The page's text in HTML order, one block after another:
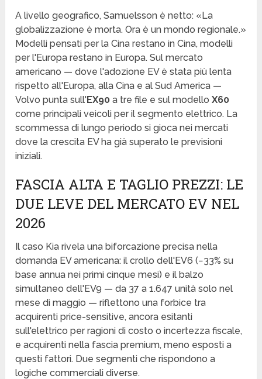
A livello geografico, Samuelsson è netto: «La
globalizzazione è morta. Ora è un mondo regionale.»
Modelli pensati per la Cina restano in Cina, modelli
per l'Europa restano in Europa. Sul mercato
americano — dove l'adozione EV è stata più lenta
rispetto all'Europa, alla Cina e al Sud America —
Volvo punta sull'EX90 a tre file e sul modelloX60
come principali veicoli per il segmento elettrico. La
scommessa di lungo periodo si gioca nei mercati
dove la crescita EV ha già superato le previsioni
iniziali.
FASCIA ALTA E TAGLIO PREZZI: LE
DUE LEVE DEL MERCATO EV NEL
2026
Il caso Kia rivela una biforcazione precisa nella
domanda EV americana: il crollo dell'EV6 (−33% su
base annua nei primi cinque mesi) e il balzo
simultaneo dell'EV9 — da 37 a 1.647 unità solo nel
mese di maggio — riflettono una forbice tra
acquirenti price-sensitive, ancora esitanti
sull'elettrico per ragioni di costo o incertezza fiscale,
e acquirenti nella fascia premium, meno esposti a
questi fattori. Due segmenti che rispondono a
logiche commerciali diverse.